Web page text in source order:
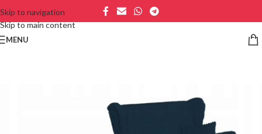
Skip to navigation
Skip to main content
MENU